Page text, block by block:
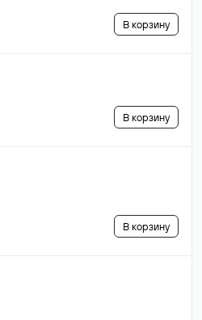
В корзину
В корзину
В корзину